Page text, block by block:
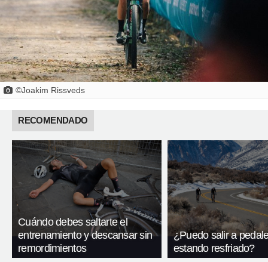
©Joakim Rissveds
RECOMENDADO
Cuándo debes saltarte el
entrenamiento y descansar sin
remordimientos
¿Puedo salir a
estando resfriado?